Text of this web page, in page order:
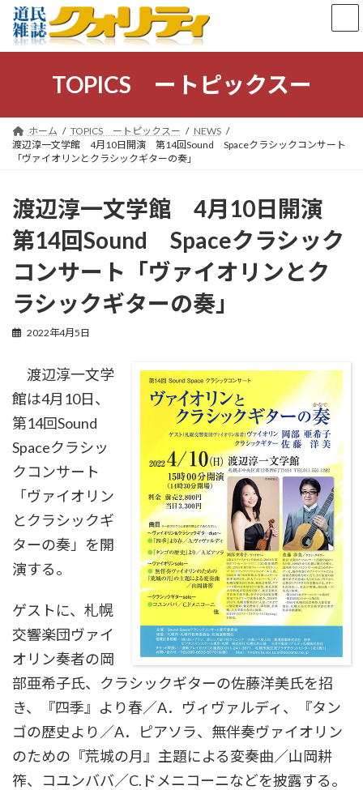
ン
キ
ー
に
TOPICS ートピックスー
ホーム TOPICS ートピックスー
NEWS
渡辺淳一文学館 4月10日開演 第14回Sound Spaceクラシックコンサート
「ヴァイオリンとクラシックギターの奏」
渡辺淳一文学館 4月10日開演
第14回Sound Spaceクラシック
コンサート「ヴァイオリンとク
ラシックギターの奏」
2022年4月5日
渡辺淳一文学
館は4月10日、
第14回Sound
Spaceクラシッ
クコンサート
「ヴァイオリン
とクラシックギ
ターの奏」を開
演する。
ゲストに、札幌
交響楽団ヴァイ
オリン奏者の岡
部亜希子氏、クラシックギターの佐藤洋美氏を招
き、『四季』より春／A．ヴィヴァルディ、『タン
ゴの歴史より／A．ピアソラ、無伴奏ヴァイオリン
のための『荒城の月』主題による変奏曲／山岡耕
筰、コユンババ／C.ドメニコーニなどを披露する。